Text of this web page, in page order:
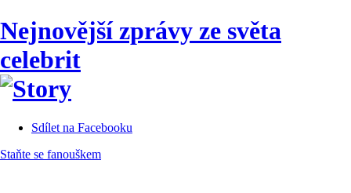
Nejnovější zprávy ze světa
celebrit
Sdílet na Facebooku
Staňte se fanouškem